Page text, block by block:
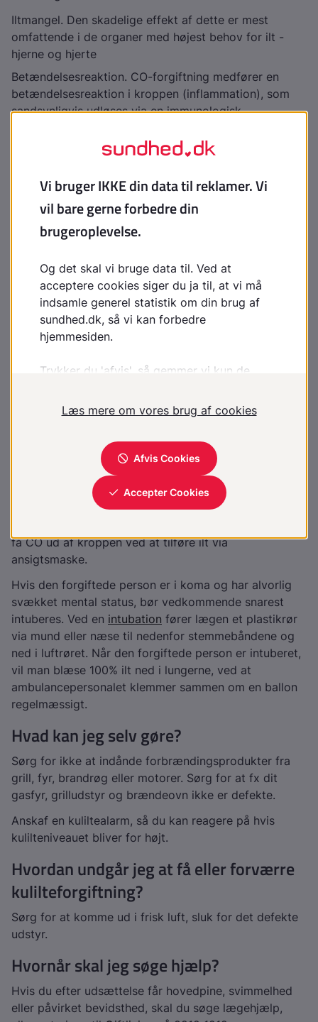
Iltmangel. Den skadelige effekt af dette er mest
omfattende i de organer med højest behov for ilt -
hjerne og hjerte
Betændelsesreaktion. CO-forgiftning medfører en
betændelsesreaktion i kroppen (inflammation), som
sandsynligvis udløses via en immunologisk
vævet i hjernen, hjertet og andre organer
Beskadigelse af hjertets muskulatur (myokardieskade)
er hyppig blandt CO-forgiftede personer og er
forbundet med øget dødelighed. Risikoen for
hjerteskade er størst hos dem, som i forvejen har en
Beskadigelse af hjernen og nervesystemet kan give
følgevirkninger efter en kulilteforgiftning. Årsagen til
disse følgevirkninger efter en kulilteforgiftning er ikke
helt klarlagt. Forekomsten af sådanne skader opgives
meget forskelligt i forskellige studier, fra 12-68 %.
Hvordan behandles
kulilteforgiftning?
CO frigøres fra bindingen til hæmoglobin i lungerne -
det udåndes. Dermed kan hæmoglobin-molekylet igen
bruges til at transportere ilt (oxygen).
Det vigtigste ved en kulilte-forgiftning er straks at
få CO ud af kroppen ved at tilføre ilt via
ansigtsmaske.
Hvis den forgiftede person er i koma og har alvorlig
svækket mental status, bør vedkommende snarest
intuberes. Ved en intubation fører lægen et plastikrør
via mund eller næse til nedenfor stemmebåndene og
ned i luftrøret. Når den forgiftede person er intuberet,
vil man blæse 100% ilt ned i lungerne, ved at
ambulancepersonalet klemmer sammen om en ballon
regelmæssigt.
Hvad kan jeg selv gøre?
Sørg for ikke at indånde forbrændingsprodukter fra
grill, fyr, brandrøg eller motorer. Sørg for at fx dit
gasfyr, grilludstyr og brændeovn ikke er defekte.
Anskaf en kuliltealarm, så du kan reagere på hvis
kulilteniveauet bliver for højt.
Hvordan undgår jeg at få eller forværre
kulilteforgiftning?
Sørg for at komme ud i frisk luft, sluk for det defekte
udstyr.
Hvornår skal jeg søge hjælp?
Hvis du efter udsættelse får hovedpine, svimmelhed
eller påvirket bevidsthed, skal du søge lægehjælp,